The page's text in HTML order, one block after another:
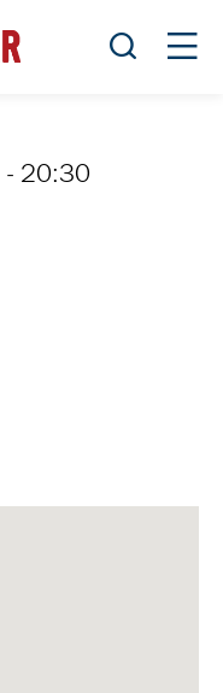
Öppna
- 20:30